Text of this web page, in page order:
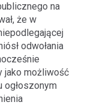
na
że w
odwołania
jako możliwość